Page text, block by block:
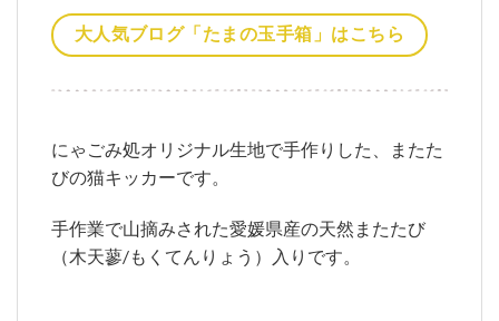
大人気ブログ「たまの玉手箱」はこちら
にゃごみ処オリジナル生地で手作りした、またた
びの猫キッカーです。
手作業で山摘みされた愛媛県産の天然またたび
（木天蓼/もくてんりょう）入りです。